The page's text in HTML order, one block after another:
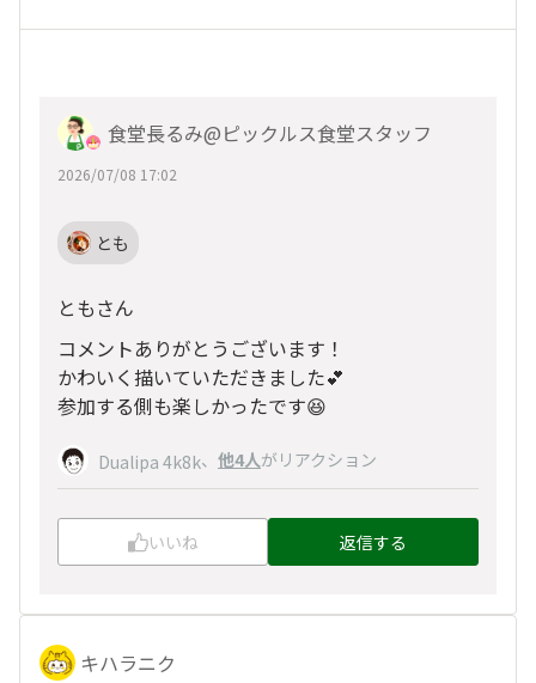
食堂長るみ@ピックルス食堂スタッフ
2026/07/08 17:02
とも
ともさん
コメントありがとうございます！
かわいく描いていただきました💕
参加する側も楽しかったです😆
Dualipa 4k8k、 他4人がリアクション
いいね 返信する
キハラニク